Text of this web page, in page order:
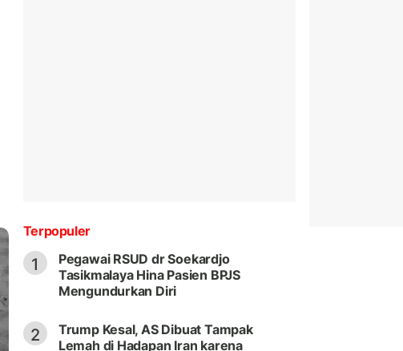
Terpopuler
1
Pegawai RSUD dr Soekardjo
Tasikmalaya Hina Pasien BPJS
Mengundurkan Diri
2
Trump Kesal, AS Dibuat Tampak
Lemah di Hadapan Iran karena